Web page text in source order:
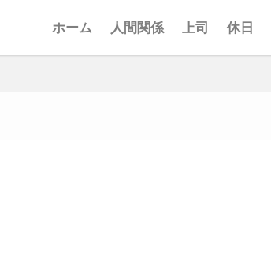
ホーム 人間関係 上司 休日